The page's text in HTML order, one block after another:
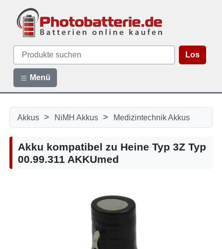
Los
Menü
Akkus > NiMH Akkus > Medizintechnik Akkus
Akku kompatibel zu Heine Typ 3Z Typ
00.99.311 AKKUmed